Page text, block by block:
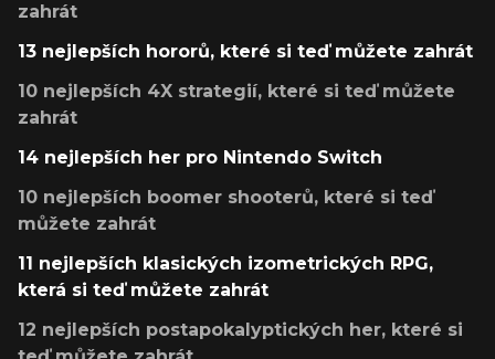
zahrát
13 nejlepších hororů, které si teď můžete zahrát
10 nejlepších 4X strategií, které si teď můžete
zahrát
14 nejlepších her pro Nintendo Switch
10 nejlepších boomer shooterů, které si teď
můžete zahrát
11 nejlepších klasických izometrických RPG,
která si teď můžete zahrát
12 nejlepších postapokalyptických her, které si